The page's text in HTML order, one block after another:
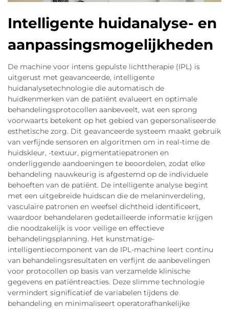
Intelligente huidanalyse- en
aanpassingsmogelijkheden
De machine voor intens gepulste lichttherapie (IPL) is
uitgerust met geavanceerde, intelligente
huidanalysetechnologie die automatisch de
huidkenmerken van de patiënt evalueert en optimale
behandelingsprotocollen aanbeveelt, wat een sprong
voorwaarts betekent op het gebied van gepersonaliseerde
esthetische zorg. Dit geavanceerde systeem maakt gebruik
van verfijnde sensoren en algoritmen om in real-time de
huidskleur, -textuur, pigmentatiepatronen en
onderliggende aandoeningen te beoordelen, zodat elke
behandeling nauwkeurig is afgestemd op de individuele
behoeften van de patiënt. De intelligente analyse begint
met een uitgebreide huidscan die de melaninverdeling,
vasculaire patronen en weefsel dichtheid identificeert,
waardoor behandelaren gedetailleerde informatie krijgen
die noodzakelijk is voor veilige en effectieve
behandelingsplanning. Het kunstmatige-
intelligentiecomponent van de IPL-machine leert continu
van behandelingsresultaten en verfijnt de aanbevelingen
voor protocollen op basis van verzamelde klinische
gegevens en patiëntreacties. Deze slimme technologie
vermindert significatief de variabelen tijdens de
behandeling en minimaliseert operatorafhankelijke